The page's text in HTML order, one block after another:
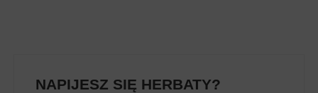
NAPIJESZ SIĘ HERBATY?